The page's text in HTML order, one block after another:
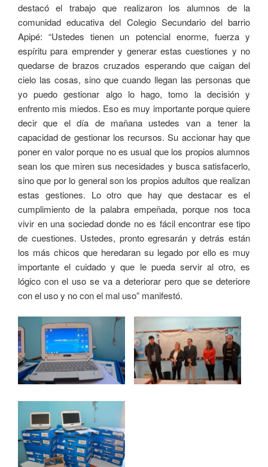
destacó el trabajo que realizaron los alumnos de la
comunidad educativa del Colegio Secundario del barrio
Apipé: “Ustedes tienen un potencial enorme, fuerza y
espíritu para emprender y generar estas cuestiones y no
quedarse de brazos cruzados esperando que caigan del
cielo las cosas, sino que cuando llegan las personas que
yo puedo gestionar algo lo hago, tomo la decisión y
enfrento mis miedos. Eso es muy importante porque quiere
decir que el día de mañana ustedes van a tener la
capacidad de gestionar los recursos. Su accionar hay que
poner en valor porque no es usual que los propios alumnos
sean los que miren sus necesidades y busca satisfacerlo,
sino que por lo general son los propios adultos que realizan
estas gestiones. Lo otro que hay que destacar es el
cumplimiento de la palabra empeñada, porque nos toca
vivir en una sociedad donde no es fácil encontrar ese tipo
de cuestiones. Ustedes, pronto egresarán y detrás están
los más chicos que heredaran su legado por ello es muy
importante el cuidado y que le pueda servir al otro, es
lógico con el uso se va a deteriorar pero que se deteriore
con el uso y no con el mal uso” manifestó.